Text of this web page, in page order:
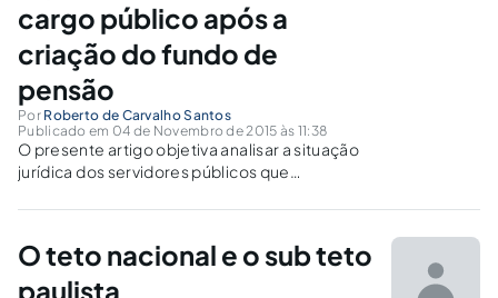
cargo público após a
criação do fundo de
pensão
Por Roberto de Carvalho Santos
Publicado em 04 de Novembro de 2015 às 11:38
O presente artigo objetiva analisar a situação
jurídica dos servidores públicos que
da federação diverso daquele com o qual
regras de transição no tocante ao direito
O teto nacional e o sub teto
paulista